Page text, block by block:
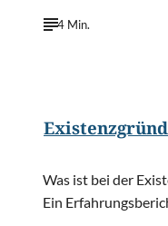
4 Min.
Was ist bei der
Ein